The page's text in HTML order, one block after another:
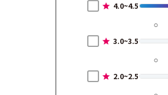
4.0~4.5
3.0~3.5
2.0~2.5